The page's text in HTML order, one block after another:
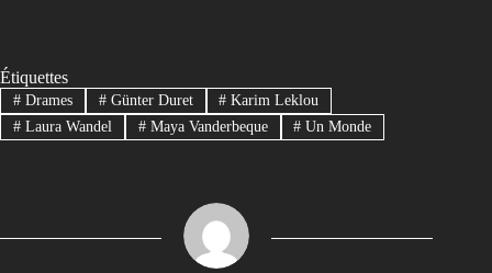
Étiquettes
#Drames #Günter Duret # Karim Leklou
#Laura Wandel #Maya Vanderbeque # Un Monde